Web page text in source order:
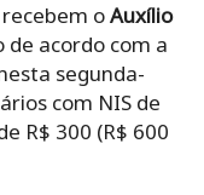
oAuxílio
de acordo com a
segunda-
com NIS de
R$ 300 (R$ 600